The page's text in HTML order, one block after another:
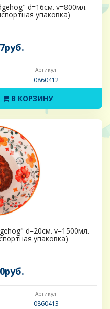
d=16см. v=800мл.
упаковка)
Артикул:
0860412
В КОРЗИНУ
d=20см. v=1500мл.
упаковка)
Артикул:
0860413